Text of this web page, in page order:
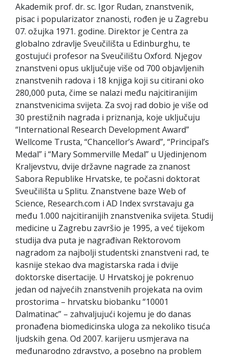
Akademik prof. dr. sc. Igor Rudan, znanstvenik,
pisac i popularizator znanosti, rođen je u Zagrebu
07. ožujka 1971. godine. Direktor je Centra za
globalno zdravlje Sveučilišta u Edinburghu, te
gostujući profesor na Sveučilištu Oxford. Njegov
znanstveni opus uključuje više od 700 objavljenih
znanstvenih radova i 18 knjiga koji su citirani oko
280,000 puta, čime se nalazi među najcitiranijim
znanstvenicima svijeta. Za svoj rad dobio je više od
30 prestižnih nagrada i priznanja, koje uključuju
“International Research Development Award”
Wellcome Trusta, “Chancellor’s Award”, “Principal’s
Medal” i “Mary Sommerville Medal” u Ujedinjenom
Kraljevstvu, dvije državne nagrade za znanost
Sabora Republike Hrvatske, te počasni doktorat
Sveučilišta u Splitu. Znanstvene baze Web of
Science, Research.com i AD Index svrstavaju ga
među 1.000 najcitiranijih znanstvenika svijeta. Studij
medicine u Zagrebu završio je 1995, a već tijekom
studija dva puta je nagrađivan Rektorovom
nagradom za najbolji studentski znanstveni rad, te
kasnije stekao dva magistarska rada i dvije
doktorske disertacije. U Hrvatskoj je pokrenuo
jedan od najvećih znanstvenih projekata na ovim
prostorima – hrvatsku biobanku “10001
Dalmatinac” – zahvaljujući kojemu je do danas
pronađena biomedicinska uloga za nekoliko tisuća
ljudskih gena. Od 2007. karijeru usmjerava na
međunarodno zdravstvo, a posebno na problem